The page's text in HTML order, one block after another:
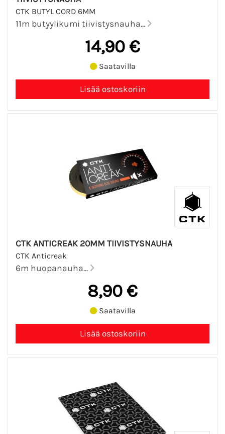
CTK BUTYL CORD 6MM
11m butyylikumi tiivistysnauha...
14,90 €
Saatavilla
CTK ANTICREAK 20MM TIIVISTYSNAUHA
CTK Anticreak
6m huopanauha...
8,90 €
Saatavilla